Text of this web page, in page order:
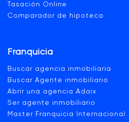
Tasación Online
Comparador de hipoteca
Franquicia
Buscar agencia inmobiliaria
Buscar Agente inmobiliario
Abrir una agencia Adaix
Ser agente inmobiliario
Master Franquicia Internacional